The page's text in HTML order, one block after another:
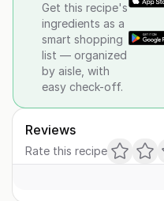
Get this recipe's
ingredients as a
smart shopping
list — organized
by aisle, with
easy check-off.
Reviews
Rate this recipe